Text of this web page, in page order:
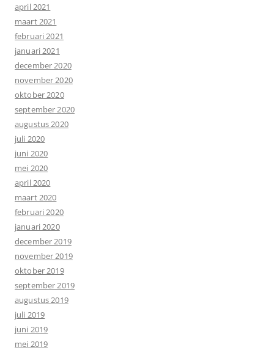
april 2021
maart 2021
februari 2021
januari 2021
december 2020
november 2020
oktober 2020
september 2020
augustus 2020
juli 2020
juni 2020
mei 2020
april 2020
maart 2020
februari 2020
januari 2020
december 2019
november 2019
oktober 2019
september 2019
augustus 2019
juli 2019
juni 2019
mei 2019